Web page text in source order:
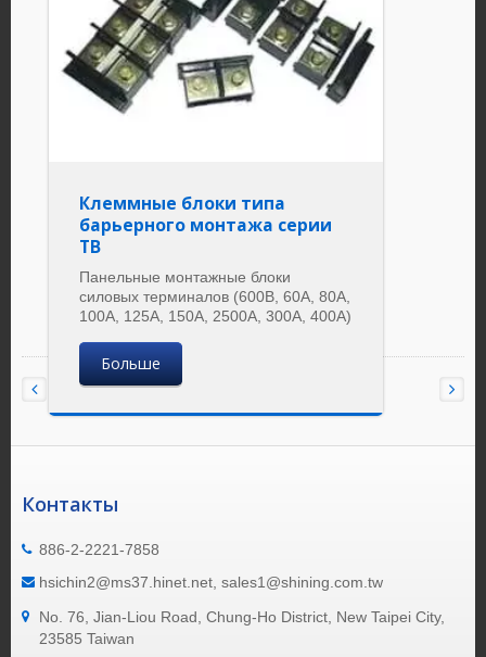
Клеммные блоки типа
барьерного монтажа серии
TB
Панельные монтажные блоки
силовых терминалов (600В, 60А, 80А,
100А, 125А, 150А, 2500А, 300А, 400А)
Больше
Контакты
886-2-2221-7858
hsichin2@ms37.hinet.net, sales1@shining.com.tw
No. 76, Jian-Liou Road, Chung-Ho District, New Taipei City,
23585 Taiwan